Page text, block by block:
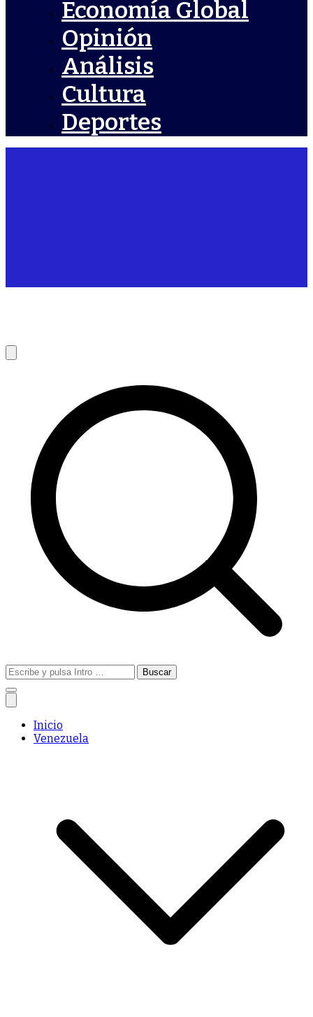
Economía Global
Opinión
Análisis
Cultura
Deportes
Buscar:
Inicio
Venezuela